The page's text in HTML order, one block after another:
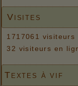
Visites
1717061 visiteurs
32 visiteurs en
Textes à vif